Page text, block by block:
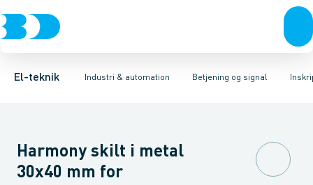
El-teknik Industri & automation
Afbrydere, stikkontakter & lampeudtagForgreningsmateriel
Betjening og signal
Industristiksystemer Frekvensomformere og softstartere
TrykknaphovedLystårn element, optiskTilslutningsmodul
Harmony skilt i metal
30x40 mm for